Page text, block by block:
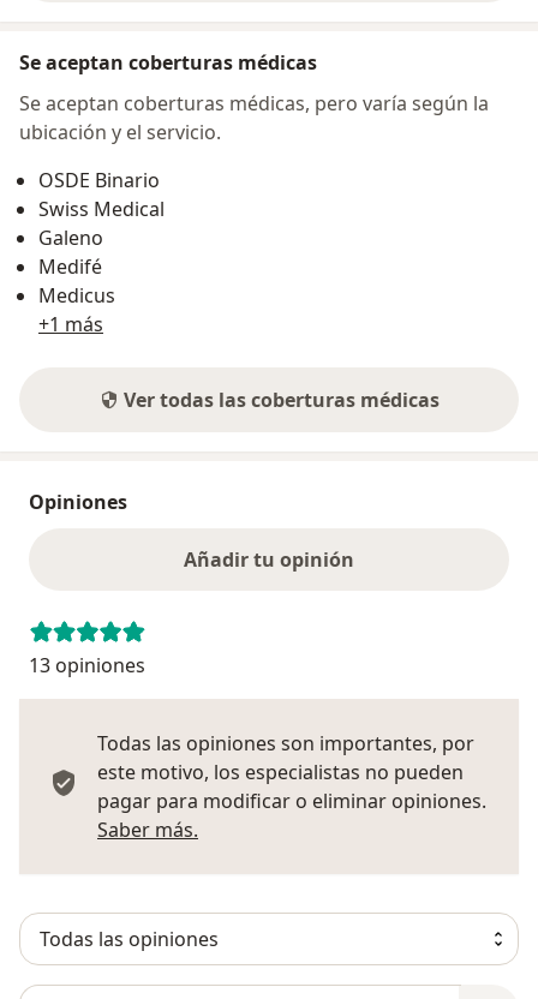
Se aceptan coberturas médicas
Se aceptan coberturas médicas, pero varía según la
ubicación y el servicio.
OSDE Binario
Swiss Medical
Galeno
Medifé
Medicus
+1 más
Ver todas las coberturas médicas
Opiniones
Añadir tu opinión
13 opiniones
Todas las opiniones son importantes, por
este motivo, los especialistas no pueden
pagar para modificar o eliminar opiniones.
Saber más.